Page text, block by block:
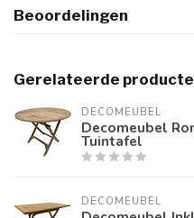
Beoordelingen
Gerelateerde
DECOMEUBEL
Decomeubel
Tuintafel
DECOMEUBEL